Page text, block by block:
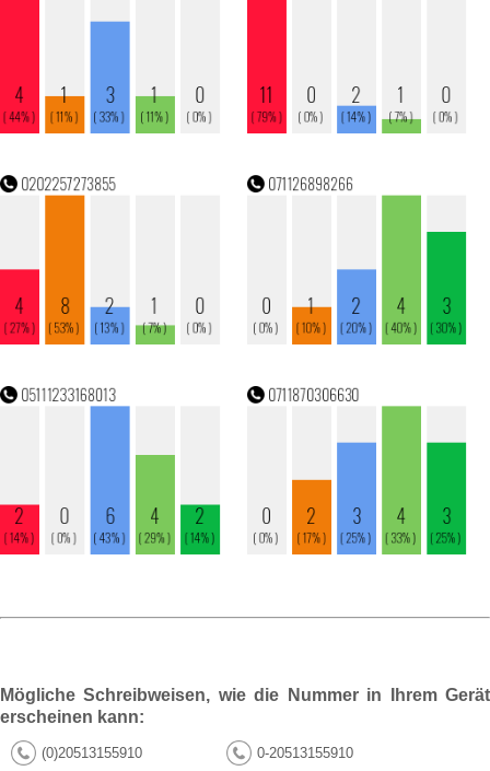
Mögliche Schreibweisen, wie die Nummer in Ihrem Gerät
erscheinen kann:
(0)20513155910 0-20513155910